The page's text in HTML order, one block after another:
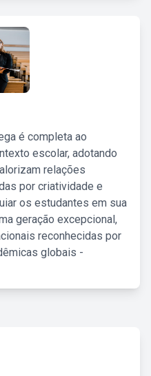
é completa ao
escolar, adotando
relações
por criatividade e
os estudantes em sua
geração excepcional,
reconhecidas por
globais -